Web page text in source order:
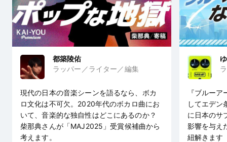
都築陵佑
ラッパー／ライター／編集
現代の日本の音楽シーンを語るなら、ボカ
ロ文化は不可欠。2020年代のボカロ曲にお
いて、音楽的な独自性はどこにあるのか？
柴那典さんが「MAJ2025」受賞候補曲から
考えます。
『ブルー
してエデン
に日本のサ
影響を与え
紐解きます